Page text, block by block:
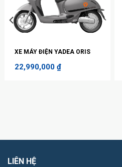
XE MÁY ĐIỆN YADEA ORIS
22,990,000 ₫
LIÊN HỆ